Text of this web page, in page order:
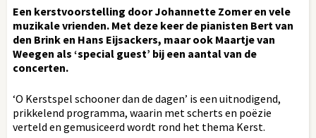
Een kerstvoorstelling door Johannette Zomer en vele
muzikale vrienden. Met deze keer de pianisten Bert van
den Brink en Hans Eijsackers, maar ook Maartje van
Weegen als ‘special guest’ bij een aantal van de
concerten.
‘O Kerstspel schooner dan de dagen’ is een uitnodigend,
prikkelend programma, waarin met scherts en poëzie
verteld en gemusiceerd wordt rond het thema Kerst.